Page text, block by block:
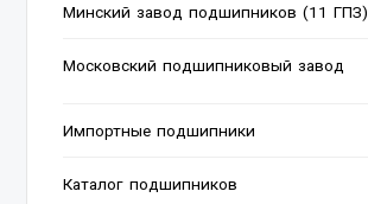
Минский завод подшипников (11 ГПЗ)
Московский подшипниковый завод
Импортные подшипники
Каталог подшипников